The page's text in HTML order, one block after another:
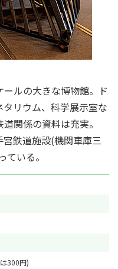
ルの大きな博物館。ド
リウム、科学展示室な
関係の資料は充実。
鉄道施設(機関車庫三
いる。
300円)